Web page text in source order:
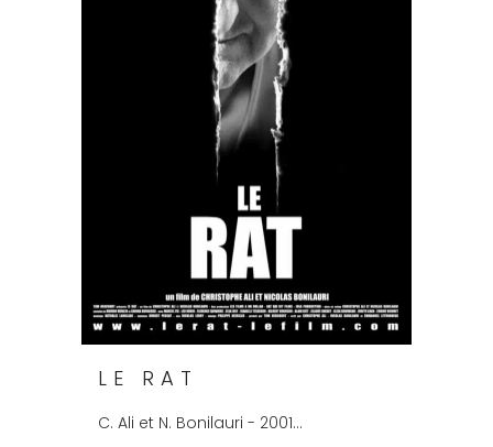
LE RAT
C. Ali et N. Bonilauri - 2001...